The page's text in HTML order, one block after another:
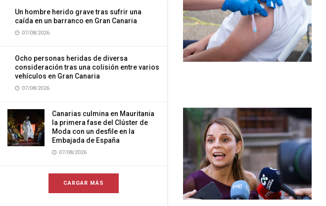
Un hombre herido grave tras sufrir una
caída en un barranco en Gran Canaria
07/08/2026
Ocho personas heridas de diversa
consideración tras una colisión entre varios
vehículos en Gran Canaria
07/08/2026
Canarias culmina en Mauritania
la primera fase del Clúster de
Moda con un desfile en la
Embajada de España
07/08/2026
CARGAR MÁS